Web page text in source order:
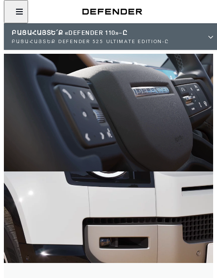
ԲԱՑԱՀԱՅՏԵ՛Ք «DEFENDER 110»-Ը
ԲԱՑԱՀԱՅՏԵՔ DEFENDER 525 ULTIMATE EDITION-Ը